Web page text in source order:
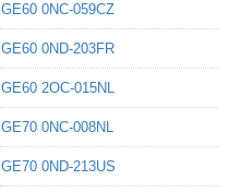
GE60 0NC-059CZ
GE60 0ND-203FR
GE60 2OC-015NL
GE70 0NC-008NL
GE70 0ND-213US